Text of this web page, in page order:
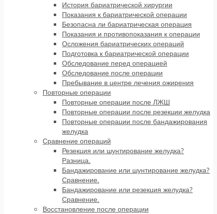
История бариатрической хирургии
Показания к бариатрической операции
Безопасна ли бариатрическая операция
Показания и противопоказания к операции
Осложения бариатрических операций
Подготовка к бариатрической операции
Обследование перед операцией
Обследование после операции
Пребывание в центре лечения ожирения
Повторные операции
Повторные операции после ЛЖШ
Повторные операции после резекции желудка
Повторные операции после бандажирования
желудка
Сравнение операций
Резекция или шунтирование желудка?
Разница.
Бандажирование или шунтирование желудка?
Сравнение.
Бандажирование или резекция желудка?
Сравнение.
Восстановление после операции